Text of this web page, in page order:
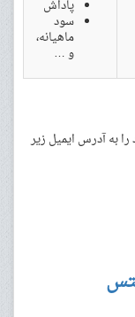
پاداش
سود
ماهیانه،
و …
به آدرس ایمیل زیر